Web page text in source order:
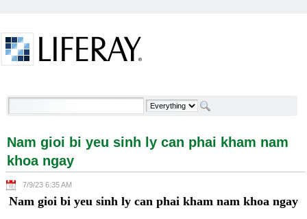
Nam gioi bi yeu sinh ly can phai kham nam khoa
Nam gioi bi yeu sinh ly can phai kham nam
khoa ngay
7/9/23 6:35 AM
Nam gioi bi yeu sinh ly can phai kham nam khoa ngay